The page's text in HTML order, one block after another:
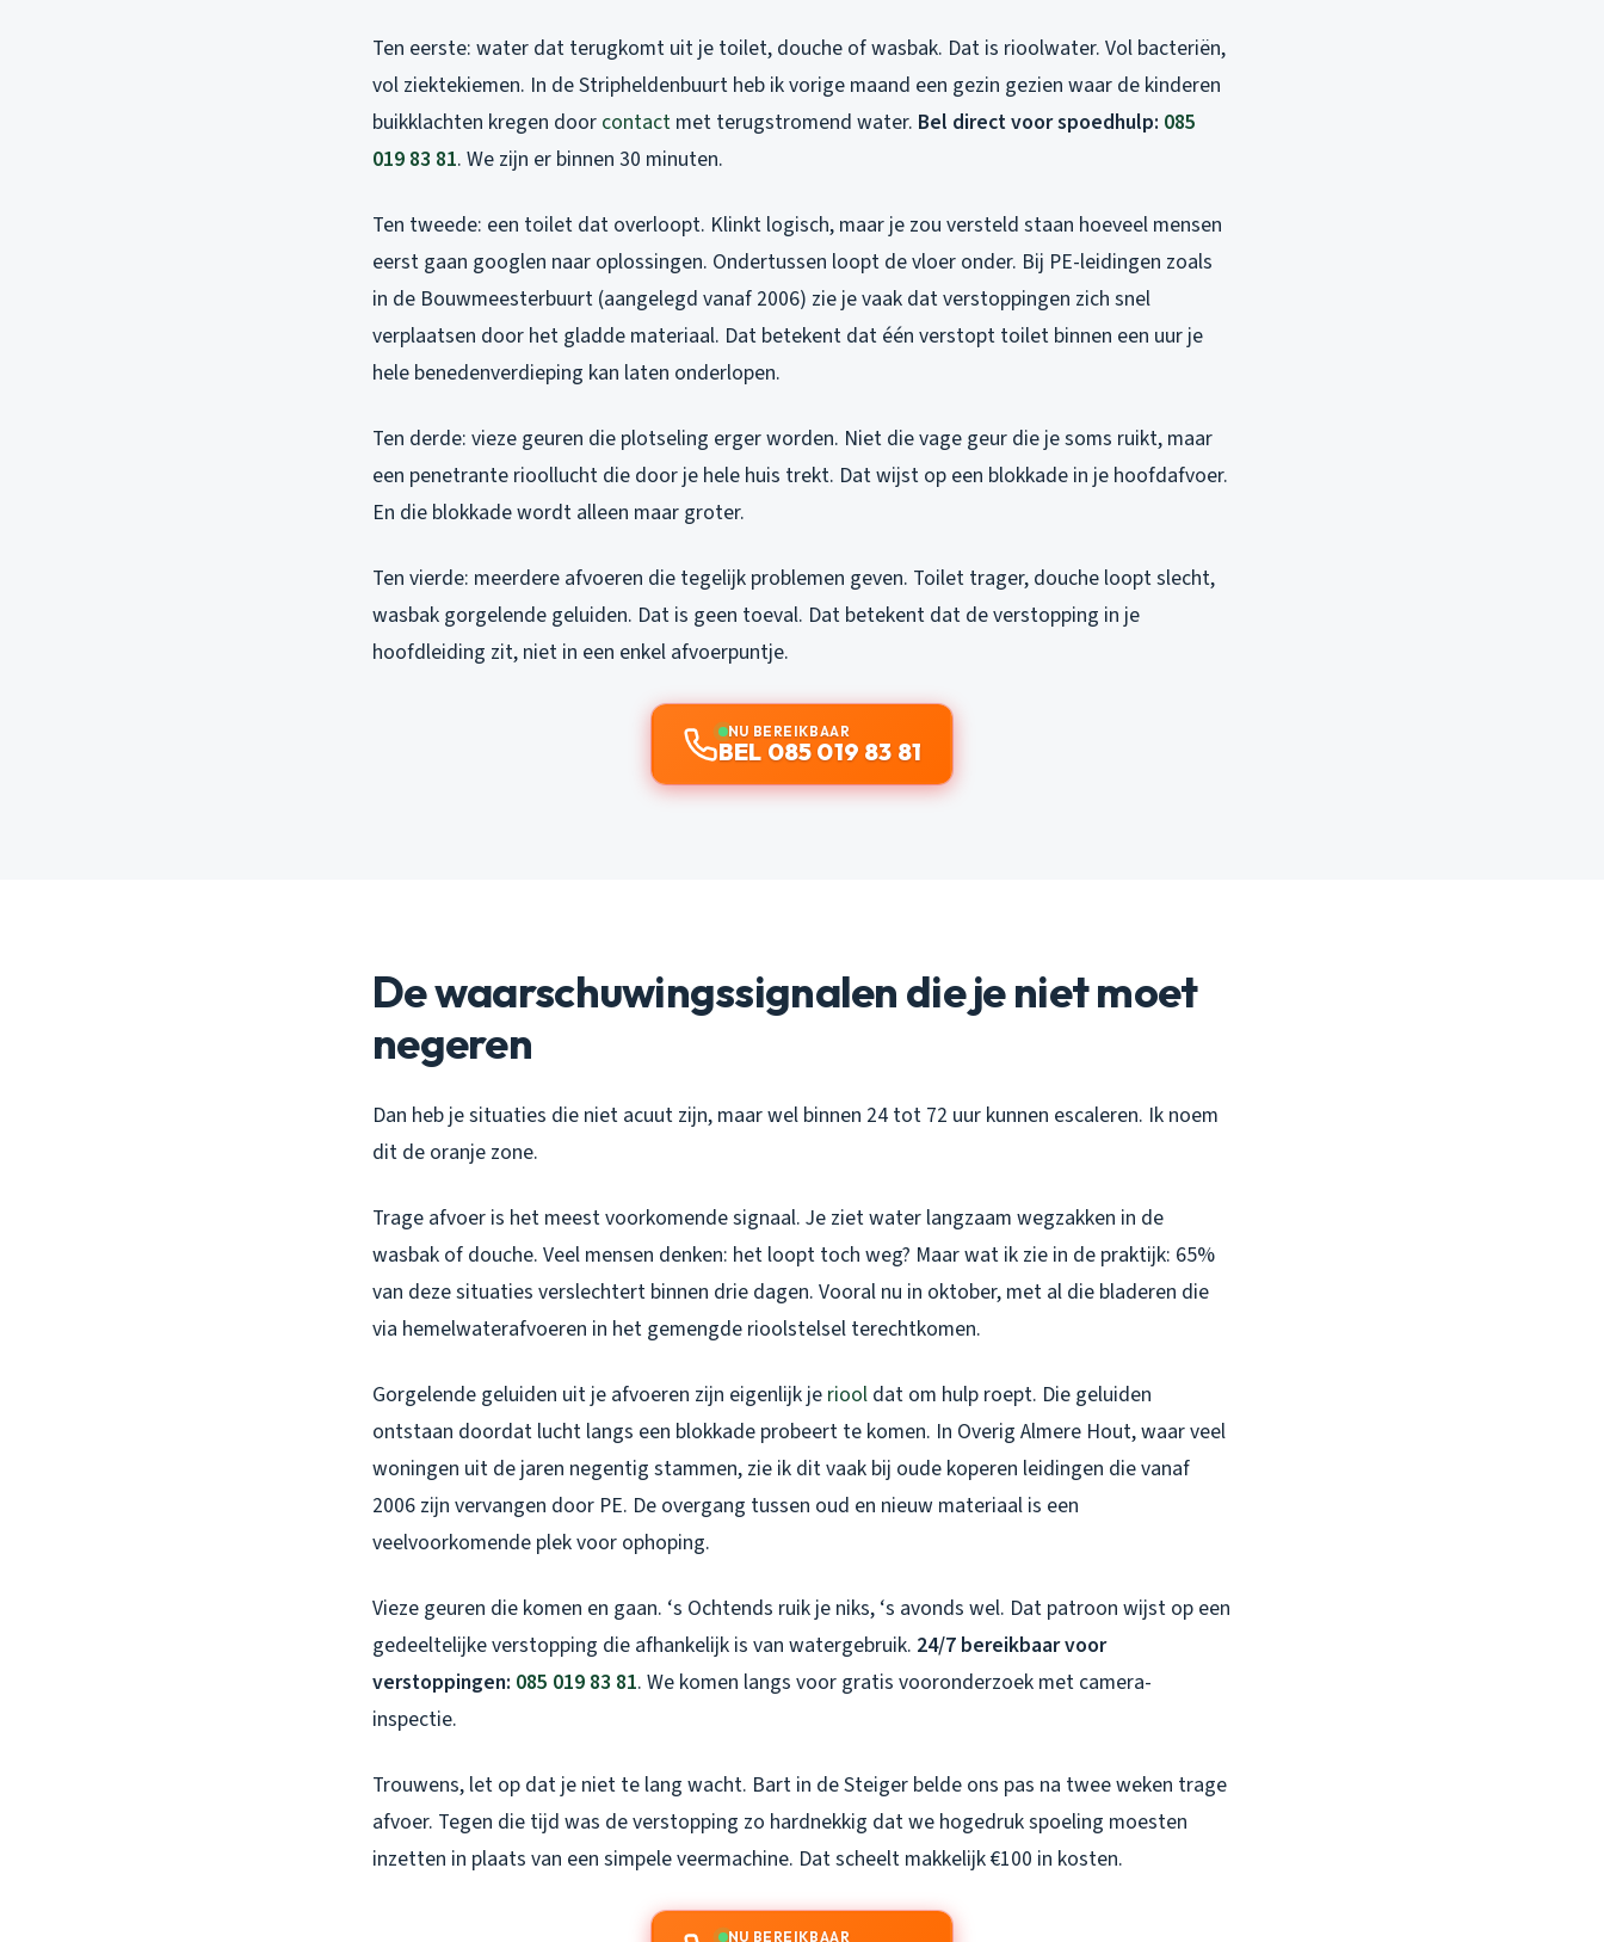
Ten eerste: water dat terugkomt uit je toilet, douche of wasbak. Dat is rioolwater. Vol bacteriën,
vol ziektekiemen. In de Stripheldenbuurt heb ik vorige maand een gezin gezien waar de kinderen
buikklachten kregen door contact met terugstromend water. Bel direct voor spoedhulp: 085
019 83 81. We zijn er binnen 30 minuten.
Ten tweede: een toilet dat overloopt. Klinkt logisch, maar je zou versteld staan hoeveel mensen
eerst gaan googlen naar oplossingen. Ondertussen loopt de vloer onder. Bij PE-leidingen zoals
in de Bouwmeesterbuurt (aangelegd vanaf 2006) zie je vaak dat verstoppingen zich snel
verplaatsen door het gladde materiaal. Dat betekent dat één verstopt toilet binnen een uur je
hele benedenverdieping kan laten onderlopen.
Ten derde: vieze geuren die plotseling erger worden. Niet die vage geur die je soms ruikt, maar
een penetrante rioollucht die door je hele huis trekt. Dat wijst op een blokkade in je hoofdafvoer.
En die blokkade wordt alleen maar groter.
Ten vierde: meerdere afvoeren die tegelijk problemen geven. Toilet trager, douche loopt slecht,
wasbak gorgelende geluiden. Dat is geen toeval. Dat betekent dat de verstopping in je
hoofdleiding zit, niet in een enkel afvoerpuntje.
NU BEREIKBAAR
BEL 085 019 83 81
De waarschuwingssignalen die je niet moet
negeren
Dan heb je situaties die niet acuut zijn, maar wel binnen 24 tot 72 uur kunnen escaleren. Ik noem
dit de oranje zone.
Trage afvoer is het meest voorkomende signaal. Je ziet water langzaam wegzakken in de
wasbak of douche. Veel mensen denken: het loopt toch weg? Maar wat ik zie in de praktijk: 65%
van deze situaties verslechtert binnen drie dagen. Vooral nu in oktober, met al die bladeren die
via hemelwaterafvoeren in het gemengde rioolstelsel terechtkomen.
Gorgelende geluiden uit je afvoeren zijn eigenlijk je riool dat om hulp roept. Die geluiden
ontstaan doordat lucht langs een blokkade probeert te komen. In Overig Almere Hout, waar veel
woningen uit de jaren negentig stammen, zie ik dit vaak bij oude koperen leidingen die vanaf
2006 zijn vervangen door PE. De overgang tussen oud en nieuw materiaal is een
veelvoorkomende plek voor ophoping.
Vieze geuren die komen en gaan. ‘s Ochtends ruik je niks, ‘s avonds wel. Dat patroon wijst op een
gedeeltelijke verstopping die afhankelijk is van watergebruik. 24/7 bereikbaar voor
verstoppingen: 085 019 83 81. We komen langs voor gratis vooronderzoek met camera-
inspectie.
Trouwens, let op dat je niet te lang wacht. Bart in de Steiger belde ons pas na twee weken trage
afvoer. Tegen die tijd was de verstopping zo hardnekkig dat we hogedruk spoeling moesten
inzetten in plaats van een simpele veermachine. Dat scheelt makkelijk €100 in kosten.
NU BEREIKBAAR